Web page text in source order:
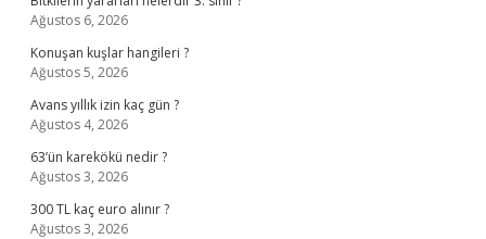
Ağustos 6, 2026
Konuşan kuşlar hangileri ?
Ağustos 5, 2026
Avans yıllık izin kaç gün ?
Ağustos 4, 2026
63’ün karekökü nedir ?
Ağustos 3, 2026
300 TL kaç euro alınır ?
Ağustos 3, 2026